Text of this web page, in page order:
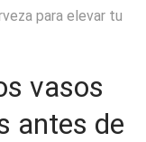
para elevar tu
vasos
antes de